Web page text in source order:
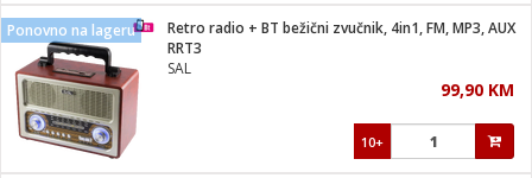
Vitrine
Ponovno na lageru
Retro radio + BT bežični zvučnik, 4in1, FM, MP3, AUX
RRT3
SAL
99,90 KM
10+